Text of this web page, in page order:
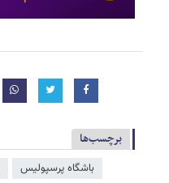
برچسب‌ها
باشگاه پرسپولیس